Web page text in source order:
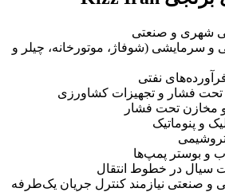
شهری و صنعتی
سرمایشی (شوفاژ، موتورخانه، چیلر و
نفتی
تحت فشار و تجهیزات کشاورزی
مخازن تحت فشار
و پنوماتیک
و بوستر پمپ‌ها
سیال در خطوط انتقال
و صنعتی نیازمند کنترل جریان یک‌طرفه